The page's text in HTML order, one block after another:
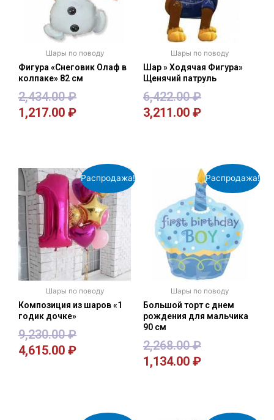
Шары по поводу
Фигура «Снеговик Олаф в
колпаке» 82 см
2,434.00₽
1,217.00 ₽
Шары по поводу
Шар » Ходячая Фигура»
Щенячий патруль
6,422.00₽
3,211.00 ₽
Распродажа!
Шары по поводу
Композиция из шаров «1
годик дочке»
9,230.00₽
4,615.00 ₽
Распродажа!
Шары по поводу
Большой торт с днем
рождения для мальчика
90 см
2,268.00₽
1,134.00 ₽